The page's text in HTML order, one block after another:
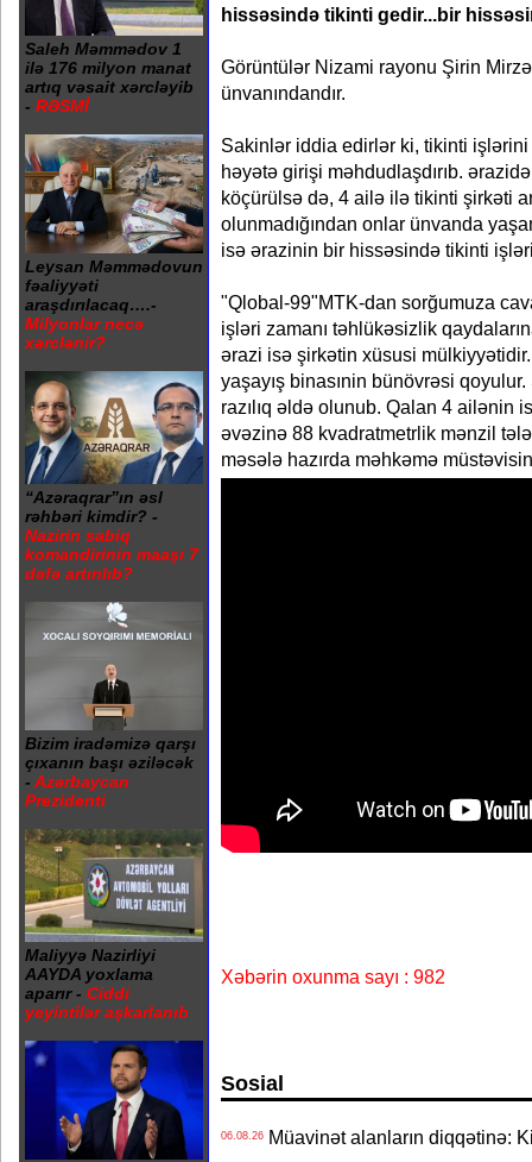
Saleh Məmmədov 1
ilə 176 milyon manat
artıq vəsait xərcləyib
- RƏSMİ
Leysan Məmmədovun
fəaliyyəti
araşdırılacaq….-
Milyonlar necə
xərclənir?
“Azəraqrar”ın əsl
rəhbəri kimdir? -
Nazirin sabiq
komandirinin maaşı 7
dəfə artırılıb?
Bizim iradəmizə qarşı
çıxanın başı əziləcək
- Azərbaycan
Prezidenti
Maliyyə Nazirliyi
AAYDA yoxlama
aparır - Ciddi
yeyintilər aşkarlanıb
hissəsində tikinti gedir...bir
Görüntülər Nizami rayonu Şirin
ünvanındandır.
Sakinlər iddia edirlər ki, tikinti
həyətə girişi məhdudlaşdırıb.
köçürülsə də, 4 ailə ilə tikinti şirkəti
olunmadığından onlar ünvanda
isə ərazinin bir hissəsində tikinti
"Qlobal-99"MTK-dan sorğumuza
işləri zamanı təhlükəsizlik
ərazi isə şirkətin xüsusi
yaşayış binasınin bünövrəsi
razılıq əldə olunub. Qalan 4 ailənin
əvəzinə 88 kvadratmetrlik mənzil
məsələ hazırda məhkəmə
Xəbərin oxunma sayı : 982
Sosial
06.08.26Müavinət alanların diqqətinə: